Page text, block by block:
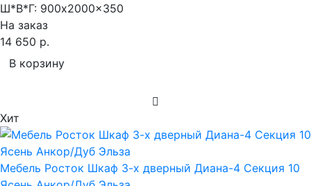
Ш*В*Г: 900x2000x350
На заказ
14 650 р.
В корзину
Хит
Мебель Росток Шкаф 3-х дверный Диана-4 Секция 10